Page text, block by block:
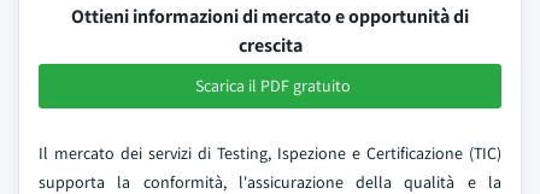
Ottieni informazioni di mercato e opportunità di
crescita
Scarica il PDF gratuito
Il mercato dei servizi di Testing, Ispezione e Certificazione (TIC)
supporta la conformità, l'assicurazione della qualità e la